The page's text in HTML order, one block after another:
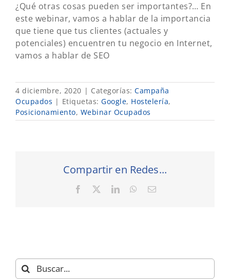
¿Qué otras cosas pueden ser importantes?… En
este webinar, vamos a hablar de la importancia
que tiene que tus clientes (actuales y
potenciales) encuentren tu negocio en Internet,
vamos a hablar de SEO
4 diciembre, 2020 | Categorías: Campaña
Ocupados | Etiquetas: Google, Hostelería,
Posicionamiento, Webinar Ocupados
Compartir en Redes...
Facebook LinkedInWhatsApp
Correo
Buscar: